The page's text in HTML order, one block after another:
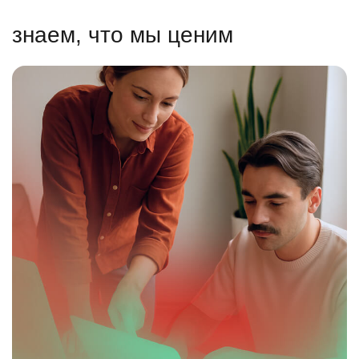
знаем, что мы ценим